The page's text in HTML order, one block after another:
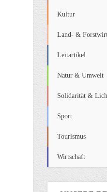
Kultur
Land- &
Leitartikel
Natur & Umwelt
Solidarität &
Sport
Tourismus
Wirtschaft